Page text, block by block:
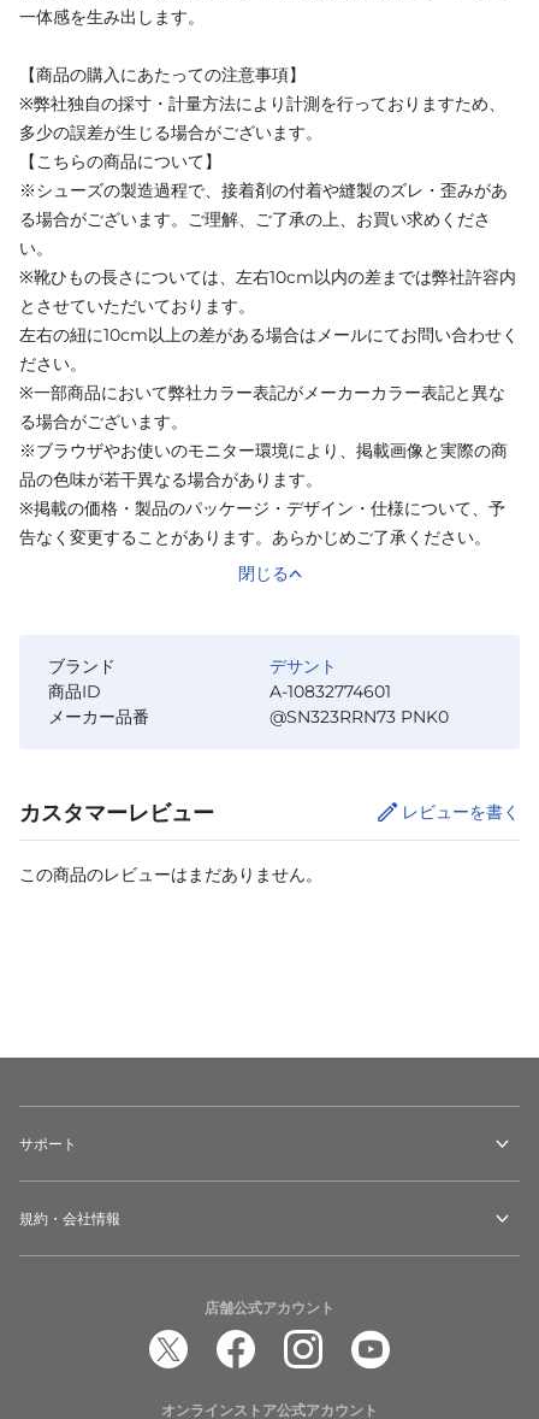
一体感を生み出します。
【商品の購入にあたっての注意事項】
※弊社独自の採寸・計量方法により計測を行っておりますため、
多少の誤差が生じる場合がございます。
【こちらの商品について】
※シューズの製造過程で、接着剤の付着や縫製のズレ・歪みがあ
る場合がございます。ご理解、ご了承の上、お買い求めくださ
い。
※靴ひもの長さについては、左右10cm以内の差までは弊社許容内
とさせていただいております。
左右の紐に10cm以上の差がある場合はメールにてお問い合わせく
ださい。
※一部商品において弊社カラー表記がメーカーカラー表記と異な
る場合がございます。
※ブラウザやお使いのモニター環境により、掲載画像と実際の商
品の色味が若干異なる場合があります。
※掲載の価格・製品のパッケージ・デザイン・仕様について、予
告なく変更することがあります。あらかじめご了承ください。
閉じる
ブランド
デサント
商品ID
A-10832774601
メーカー品番
@SN323RRN73 PNK0
カスタマーレビュー レビューを書く
この商品のレビューはまだありません。
サポート
規約・会社情報
店舗公式アカウント
オンラインストア公式アカウント